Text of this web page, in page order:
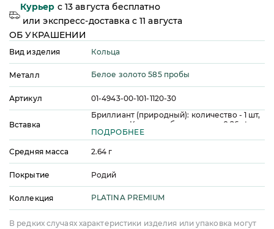
Курьер c 13 августа бесплатно
илиэкспресс-доставка c 11 августа
ОБ УКРАШЕНИИ
Вид изделия Кольца
Металл Белое золото 585 пробы
Артикул 01-4943-00-101-1120-30
Вставка
Бриллиант (природный): количество - 1 шт,
огранка - Квадрат, общая масса - 0,26 ct,
цвет - 3, чистота - 5, качество огранки - А
Бриллиант (природный): количество - 8 шт,
огранка - Квадрат, общая масса - 0,40 ct,
ПОДРОБНЕЕ
Средняя масса 2.64 г
Покрытие Родий
Коллекция PLATINA PREMIUM
В редких случаях характеристики изделия или упаковка могут